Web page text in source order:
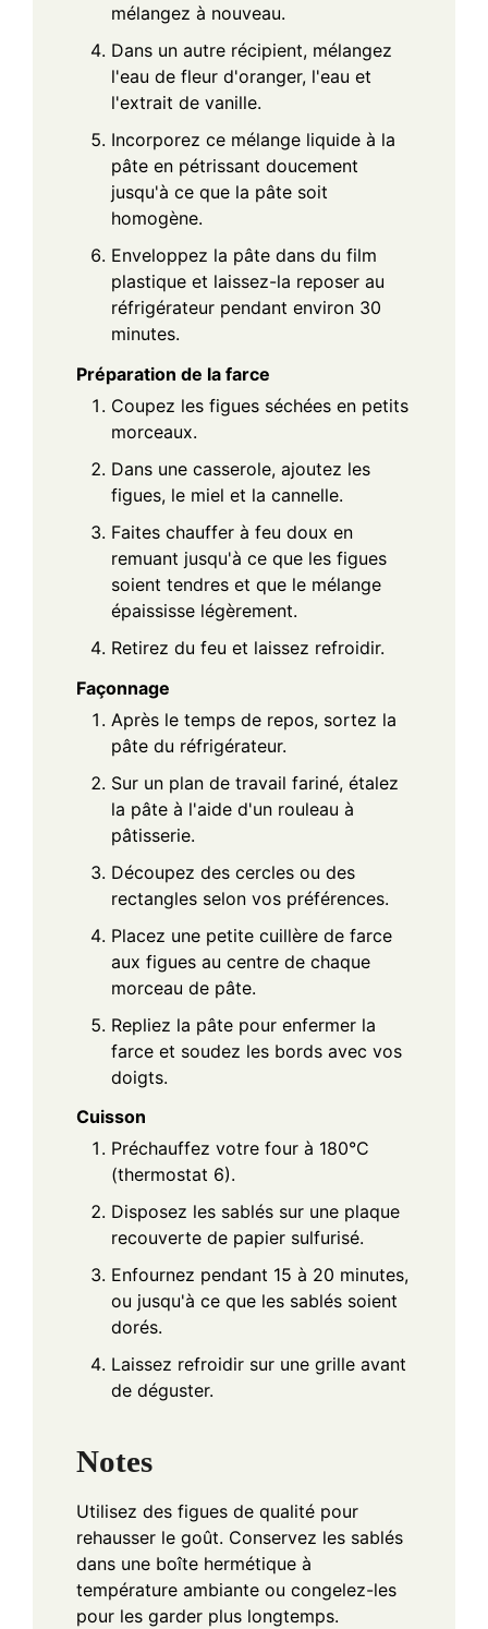
mélangez à nouveau.
Dans un autre récipient, mélangez
l'eau de fleur d'oranger, l'eau et
l'extrait de vanille.
Incorporez ce mélange liquide à la
pâte en pétrissant doucement
jusqu'à ce que la pâte soit
homogène.
Enveloppez la pâte dans du film
plastique et laissez-la reposer au
réfrigérateur pendant environ 30
minutes.
Préparation de la farce
Coupez les figues séchées en petits
morceaux.
Dans une casserole, ajoutez les
figues, le miel et la cannelle.
Faites chauffer à feu doux en
remuant jusqu'à ce que les figues
soient tendres et que le mélange
épaississe légèrement.
Retirez du feu et laissez refroidir.
Façonnage
Après le temps de repos, sortez la
pâte du réfrigérateur.
Sur un plan de travail fariné, étalez
la pâte à l'aide d'un rouleau à
pâtisserie.
Découpez des cercles ou des
rectangles selon vos préférences.
Placez une petite cuillère de farce
aux figues au centre de chaque
morceau de pâte.
Repliez la pâte pour enfermer la
farce et soudez les bords avec vos
doigts.
Cuisson
Préchauffez votre four à 180°C
(thermostat 6).
Disposez les sablés sur une plaque
recouverte de papier sulfurisé.
Enfournez pendant 15 à 20 minutes,
ou jusqu'à ce que les sablés soient
dorés.
Laissez refroidir sur une grille avant
de déguster.
Notes
Utilisez des figues de qualité pour
rehausser le goût. Conservez les sablés
dans une boîte hermétique à
température ambiante ou congelez-les
pour les garder plus longtemps.